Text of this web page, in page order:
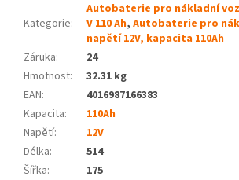
Kategorie:
Autobaterie pro nákladní
V 110 Ah, Autobaterie pro
napětí 12V, kapacita 110Ah
Záruka:
24
Hmotnost:
32.31 kg
EAN:
4016987166383
Kapacita:
110Ah
Napětí:
12V
Délka:
514
Šířka:
175